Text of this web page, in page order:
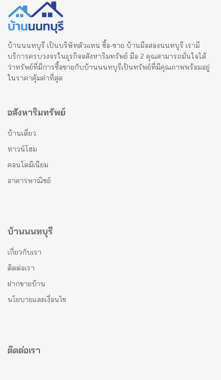
บ้านนนทบุรี เป็นบริษัทตัวแทน ซื้อ-ขาย บ้านมือสองนนทบุรี เรามี
บริการครบวงจรในธุรกิจอสังหาริมทรัพย์ มือ 2 คุณสามารถมั่นใจได้
ว่าทรัพย์ที่มีการซื้อขายกับบ้านนนทบุรีเป็นทรัพย์ที่มีคุณภาพพร้อมอยู่
ในราคาคุ้มค่าที่สุด
อสังหาริมทรัพย์
บ้านเดี่ยว
ทาวน์โฮม
คอนโดมีเนียม
อาคารพาณิชย์
บ้านนนทบุรี
เกี่ยวกับเรา
ติดต่อเรา
ฝากขายบ้าน
นโยบายและเงื่อนไข
ติดต่อเรา